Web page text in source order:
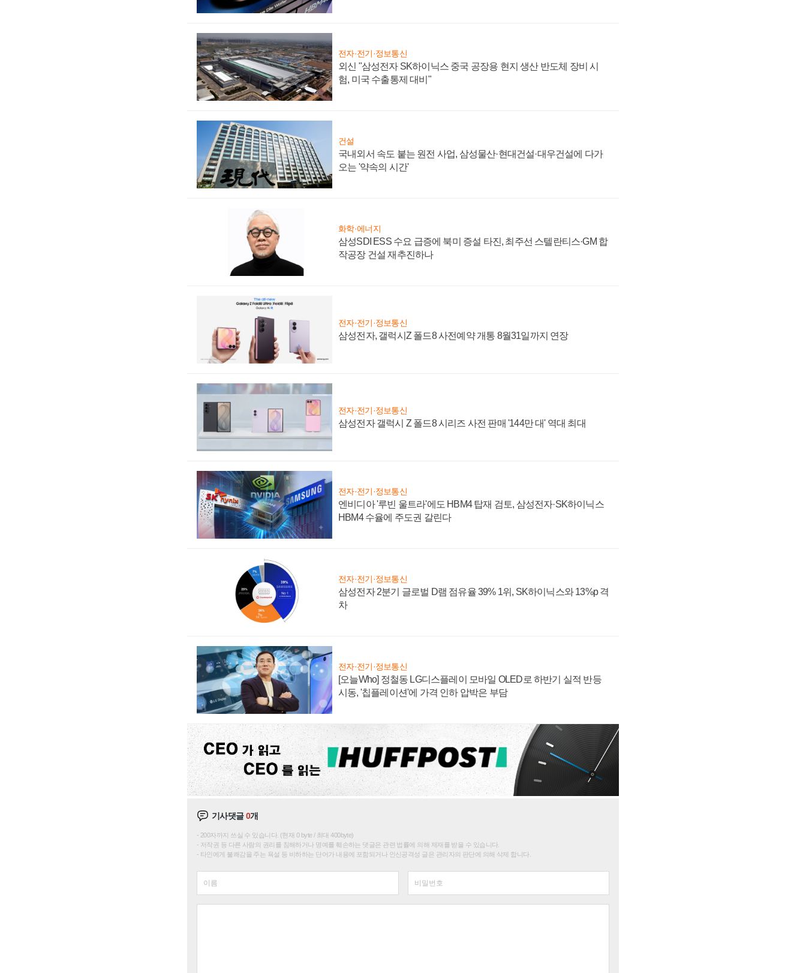
전자·전기·정보통신
외신 "삼성전자 SK하이닉스 중국 공장용 현지 생산 반도체 장비 시
험, 미국 수출통제 대비"
건설
국내외서 속도 붙는 원전 사업, 삼성물산·현대건설·대우건설에 다가
오는 '약속의 시간'
화학·에너지
삼성SDI ESS 수요 급증에 북미 증설 타진, 최주선 스텔란티스·GM 합
작공장 건설 재추진하나
전자·전기·정보통신
삼성전자, 갤럭시Z 폴드8 사전예약 개통 8월31일까지 연장
전자·전기·정보통신
삼성전자 갤럭시 Z 폴드8 시리즈 사전 판매 '144만 대' 역대 최대
전자·전기·정보통신
엔비디아 '루빈 울트라'에도 HBM4 탑재 검토, 삼성전자·SK하이닉스
HBM4 수율에 주도권 갈린다
전자·전기·정보통신
삼성전자 2분기 글로벌 D램 점유율 39% 1위, SK하이닉스와 13%p 격
차
전자·전기·정보통신
[오늘Who] 정철동 LG디스플레이 모바일 OLED로 하반기 실적 반등
시동, '칩플레이션'에 가격 인하 압박은 부담
기사댓글0개
200자까지 쓰실 수 있습니다. (현재 0 byte / 최대 400byte)
저작권 등 다른 사람의 권리를 침해하거나 명예를 훼손하는 댓글은 관련 법률에 의해 제재를 받을 수 있습니다.
타인에게 불쾌감을 주는 욕설 등 비하하는 단어가 내용에 포함되거나 인신공격성 글은 관리자의 판단에 의해 삭제 합니다.